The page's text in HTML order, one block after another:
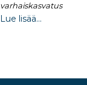
varhaiskasvatus
Lue lisää...